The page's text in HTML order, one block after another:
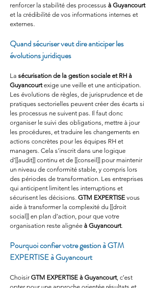
renforcer la stabilité des processus à Guyancourt
et la crédibilité de vos informations internes et
externes.
Quand sécuriser veut dire anticiper les
évolutions juridiques
La sécurisation de la gestion sociale et RH à
Guyancourt exige une veille et une anticipation.
Les évolutions de règles, de jurisprudence et de
pratiques sectorielles peuvent créer des écarts si
les processus ne suivent pas. Il faut donc
organiser le suivi des obligations, mettre à jour
les procédures, et traduire les changements en
actions concrètes pour les équipes RH et
managers. Cela s’inscrit dans une logique
d’[[audit]] continu et de [[conseil]] pour maintenir
un niveau de conformité stable, y compris lors
des périodes de transformation. Les entreprises
qui anticipent limitent les interruptions et
sécurisent les décisions. GTM EXPERTISE vous
aide à transformer la complexité du [[droit
social]] en plan d’action, pour que votre
organisation reste alignée à Guyancourt.
Pourquoi confier votre gestion à GTM
EXPERTISE à Guyancourt
Choisir GTM EXPERTISE à Guyancourt, c’est